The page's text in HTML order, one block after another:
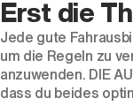
Erst die
Jede gute
um die Regeln zu
anzuwenden. DIE
dass du beides